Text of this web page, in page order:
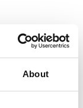
About